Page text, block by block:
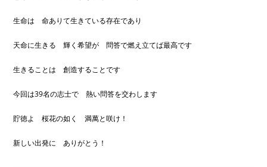
生命は 命ありて生きている存在であり
天命に生きる 輝く希望が 問答で燃え立てば最高です
生きることは 創造することです
今回は39名の志士で 熱い問答を交わします
貯徳よ 桜花の如く 満萬と咲け！
新しい出発に ありがとう！